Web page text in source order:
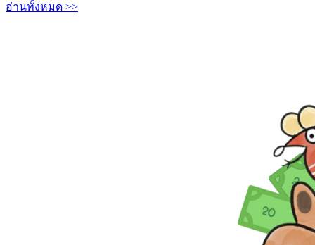
อ่านทั้งหมด >>